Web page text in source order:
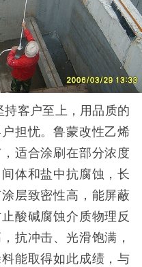
客户至上，用品质的
担忧。鲁蒙改性乙烯
适合涂刷在部分浓度
体和盐中抗腐蚀，长
层致密性高，能屏蔽
酸碱腐蚀介质物理反
抗冲击、光滑饱满，
能取得如此成绩，与